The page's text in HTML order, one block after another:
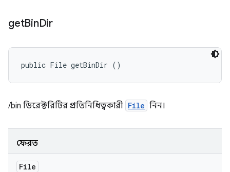
getBinDir
public File getBinDir ()
/bin ডিরেক্টরিটির প্রতিনিধিত্বকারী File নিন।
ফেরত
File